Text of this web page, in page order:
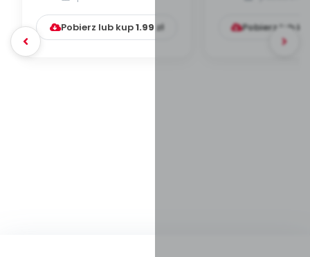
Pobierz lub kup1.99 zł
przyniesie
Pobierz lub